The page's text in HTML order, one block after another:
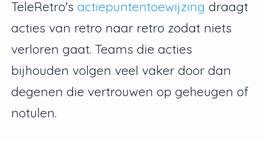
TeleRetro'sactiepuntentoewijzing draagt
acties van retro naar retro zodat niets
verloren gaat. Teams die acties
bijhouden volgen veel vaker door dan
degenen die vertrouwen op geheugen of
notulen.